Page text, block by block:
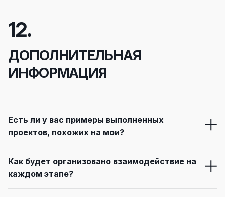
12.
ДОПОЛНИТЕЛЬНАЯ
ИНФОРМАЦИЯ
Есть ли у вас примеры выполненных
проектов, похожих на мои?
ниш. К сожалению, мы не можем разместить все работы
на сайте из-за соглашений о конфиденциальности с
Как будет организовано взаимодействие на
каждом этапе?